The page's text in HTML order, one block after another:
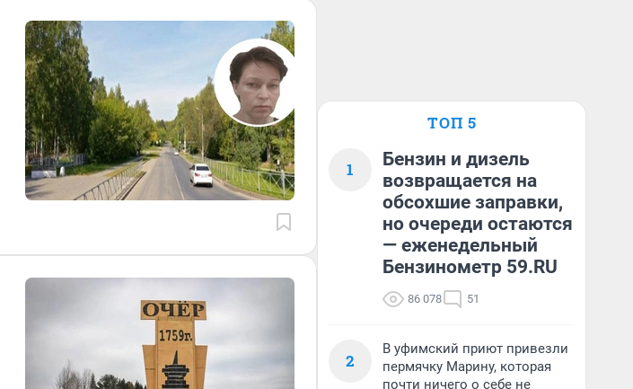
ТОП 5
1
Бензин и дизель
возвращается на
обсохшие заправки,
но очереди остаются
— еженедельный
Бензинометр 59.RU
86 078 51
2
В уфимский приют привезли
пермячку Марину, которая
почти ничего о себе не